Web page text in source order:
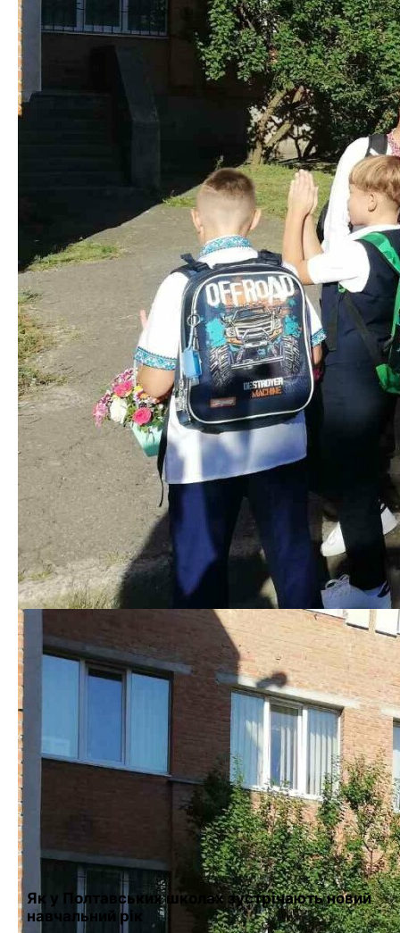
На Полтавщині
поклали 90 тисяч
тонн асфальту
на дорозі
Кількість випадків COVID-19
у Полтаві збільшується
Предыдущая запись
У краєзнавчому музеї
відбудеться презентація
книги про полтавця, який
надихнув Ільфа і Петрова на
створення одного з
персонажів «Дванадцяти
стільців»
Следующая запись
Добавить комментарий
Ваш адрес email не будет опубликован.
Обязательные
поля помечены *
Комментарий*
Имя Сайт
Сохранить моё имя, email и адрес сайта в этом браузере для
последующих моих комментариев.
Як у Полтавських школах зустрічають новий
навчальний рік